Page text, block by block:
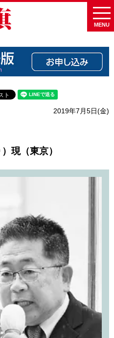
MENU
2019年7月5日(金)
現（東京）